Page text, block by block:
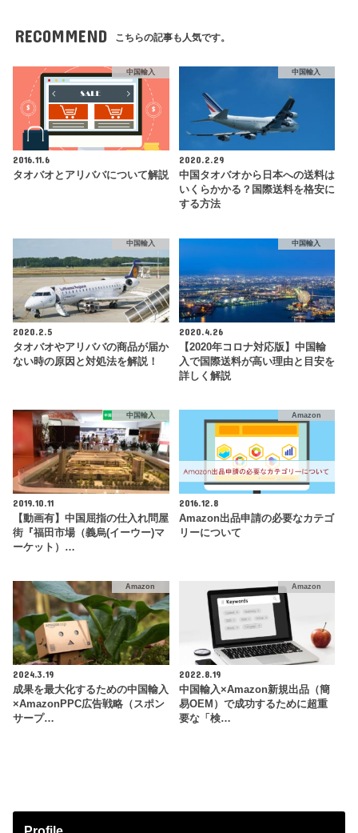
RECOMMEND こちらの記事も人気です。
中国輸入
2016.11.6
タオバオとアリババについて解説
中国輸入
2020.2.29
中国タオバオから日本への送料は
いくらかかる？国際送料を格安に
する方法
中国輸入
2020.2.5
タオバオやアリババの商品が届か
ない時の原因と対処法を解説！
中国輸入
2020.4.26
【2020年コロナ対応版】中国輸
入で国際送料が高い理由と目安を
詳しく解説
中国輸入
2019.10.11
【動画有】中国屈指の仕入れ問屋
街『福田市場（義烏(イーウー)マ
ーケット）…
Amazon
2016.12.8
Amazon出品申請の必要なカテゴ
リーについて
Amazon
2024.3.19
成果を最大化するための中国輸入
×AmazonPPC広告戦略（スポン
サープ…
Amazon
2022.8.19
中国輸入×Amazon新規出品（簡
易OEM）で成功するために超重
要な「検…